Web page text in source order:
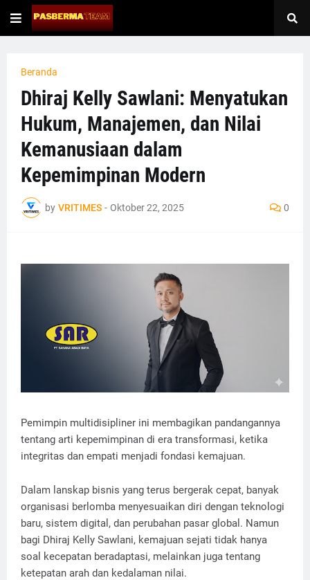
Beranda
Dhiraj Kelly Sawlani: Menyatukan
Hukum, Manajemen, dan Nilai
Kemanusiaan dalam
Kepemimpinan Modern
by VRITIMES - Oktober 22, 2025 0
Pemimpin multidisipliner ini membagikan pandangannya
tentang arti kepemimpinan di era transformasi, ketika
integritas dan empati menjadi fondasi kemajuan.
Dalam lanskap bisnis yang terus bergerak cepat, banyak
organisasi berlomba menyesuaikan diri dengan teknologi
baru, sistem digital, dan perubahan pasar global. Namun
bagi Dhiraj Kelly Sawlani, kemajuan sejati tidak hanya
soal kecepatan beradaptasi, melainkan juga tentang
ketepatan arah dan kedalaman nilai.